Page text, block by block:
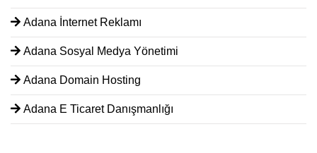
Adana İnternet Reklamı
Adana Sosyal Medya Yönetimi
Adana Domain Hosting
Adana E Ticaret Danışmanlığı